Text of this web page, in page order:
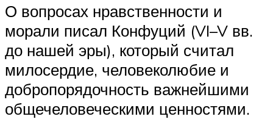
О вопросах нравственности и
морали писал Конфуций (VI–V вв.
до нашей эры), который считал
милосердие, человеколюбие и
добропорядочность важнейшими
общечеловеческими ценностями.